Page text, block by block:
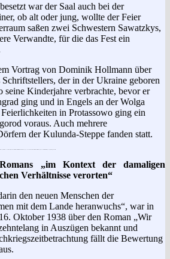
war der Saal auch bei der
ob alt oder jung, wollte der Feier
saßen zwei Schwestern Sawatzkys,
Verwandte, für die das Fest ein
Vortrag von Dominik Hollmann über
der in der Ukraine geboren
seine Kinderjahre verbrachte, bevor er
ging und in Engels an der Wolga
in Protassowo ging ein
voraus. Auch mehrere
der Kulunda-Steppe fanden statt.
„im Kontext der damaligen
Verhältnisse verorten“
den neuen Menschen der
mit dem Lande heranwuchs“, war in
Oktober 1938 über den Roman „Wir
in Auszügen bekannt und
fällt die Bewertung